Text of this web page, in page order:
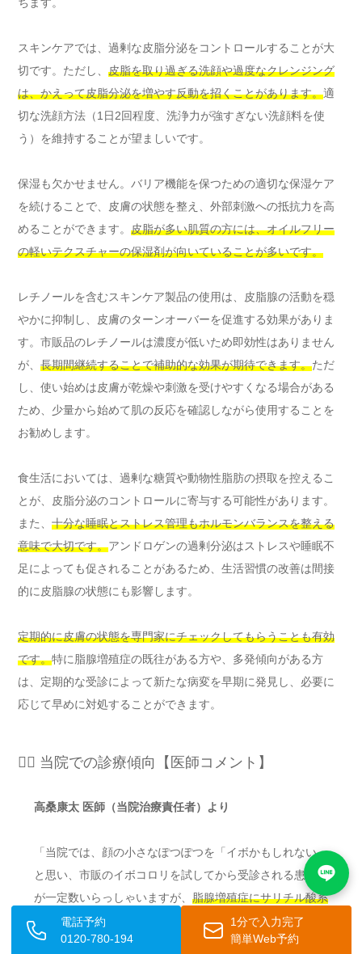
ちます。
スキンケアでは、過剰な皮脂分泌をコントロールすることが大
切です。ただし、 皮脂を取り過ぎる洗顔や過度なクレンジング
は、かえって皮脂分泌を増やす反動を招くことがあります。適
切な洗顔方法（1日2回程度、洗浄力が強すぎない洗顔料を使
う）を維持することが望ましいです。
保湿も欠かせません。バリア機能を保つための適切な保湿ケア
を続けることで、皮膚の状態を整え、外部刺激への抵抗力を高
めることができます。 皮脂が多い肌質の方には、オイルフリー
の軽いテクスチャーの保湿剤が向いていることが多いです。
レチノールを含むスキンケア製品の使用は、皮脂腺の活動を穏
やかに抑制し、皮膚のターンオーバーを促進する効果がありま
す。市販品のレチノールは濃度が低いため即効性はありません
が、 長期間継続することで補助的な効果が期待できます。ただ
し、使い始めは皮膚が乾燥や刺激を受けやすくなる場合がある
ため、少量から始めて肌の反応を確認しながら使用することを
お勧めします。
食生活においては、過剰な糖質や動物性脂肪の摂取を控えるこ
とが、皮脂分泌のコントロールに寄与する可能性があります。
また、 十分な睡眠とストレス管理もホルモンバランスを整える
意味で大切です。アンドロゲンの過剰分泌はストレスや睡眠不
足によっても促されることがあるため、生活習慣の改善は間接
的に皮脂腺の状態にも影響します。
定期的に皮膚の状態を専門家にチェックしてもらうことも有効
です。特に脂腺増殖症の既往がある方や、多発傾向がある方
は、定期的な受診によって新たな病変を早期に発見し、必要に
応じて早めに対処することができます。
👨‍⚕️ 当院での診療傾向【医師コメント】
高桑康太 医師（当院治療責任者）より
「当院では、顔の小さなぽつぽつを「イボかもしれない」
と思い、市販のイボコロリを試してから受診される患者様
が一定数いらっしゃいますが、 脂腺増殖症にサリチル酸系
の製品を使用しても改善は見込めず、むしろ炎症や色素沈
着を招いてしまうケースを多く拝見しています。また、脂
電話予約
0120-780-194
1分で入力完了
簡単Web予約